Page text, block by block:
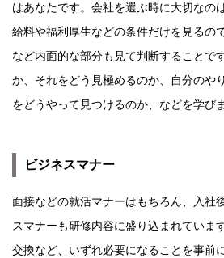
はあなたです。会社を選ぶ時に大切なの
給料や福利厚生などの条件だけを見るの
など内面的な部分も見て判断することで
か、それをどう見極めるのか、自分のや
をどうやって見つけるのか、などを学びま
ビジネスマナー
面接などの就活マナーはもちろん、入社
スマナーも研修内容に盛り込まれていま
交換など、いずれ必要になることを事前